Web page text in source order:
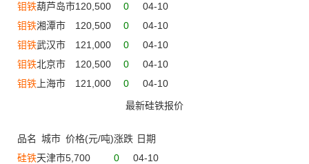
钼铁葫芦岛市120,500 0
04-10
钼铁湘潭市 120,500 0
04-10
钼铁武汉市 121,000 0
04-10
钼铁北京市 120,500 0
04-10
钼铁 上海市 121,000 0
04-10
最新硅铁报价
品名 城市 价格(元/吨)涨跌 日期
硅铁天津市5,700 0
04-10